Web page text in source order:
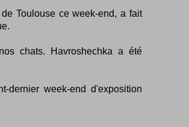
Toulouse ce week-end, a fait
chats. Havroshechka a été
dernier week-end d'exposition